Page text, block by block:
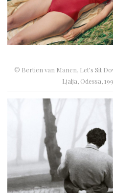
© Bertien van Manen, Let’s Sit
Ljalja, Odessa,